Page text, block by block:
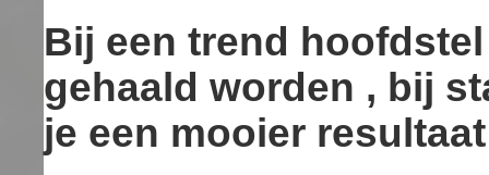
Bij een trend
gehaald worden , bij
je een mooier